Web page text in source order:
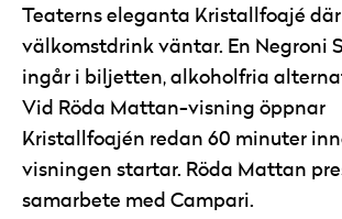
Teaterns eleganta Kristallfoajé
välkomstdrink väntar. En Negroni
ingår i biljetten, alkoholfria
Vid Röda Mattan-visning öppnar
Kristallfoajén redan 60 minuter
visningen startar. Röda Mattan
samarbete med Campari.